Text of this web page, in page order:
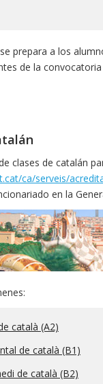
prepara a los
de la
clases de catalán
ca/serveis/
en la
català (A2)
de català (B1)
de català (B2)